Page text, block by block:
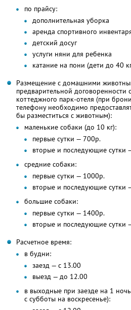
по прайсу:
дополнительная уборка
аренда спортивного
детский досуг
услуги няни для ребенка
катание на пони (дети до 40
Размещение с домашними
предварительной договоренности
коттеджного парк-отеля (при
телефону необходимо
бы разместиться с животным):
маленькие собаки (до 10 кг):
первые сутки — 700р.
вторые и последующие сутки
средние собаки:
первые сутки — 1000р.
вторые и последующие сутки
большие собаки:
первые сутки — 1400р.
вторые и последующие сутки
Расчетное время:
в будни:
заезд — с 13.00
выезд — до 12.00
в выходные при заезде на 1
с субботы на воскресенье):